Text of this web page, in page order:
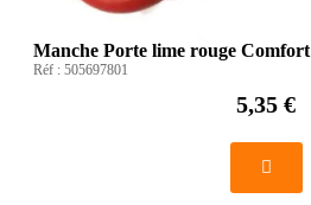
Manche Porte lime rouge
Réf : 505697801
5,35 €